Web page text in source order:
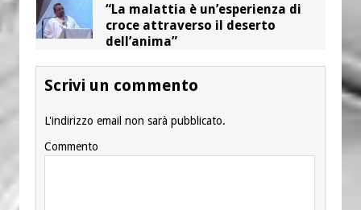
“La malattia è un’esperienza di
croce attraverso il deserto
dell’anima”
Scrivi un commento
L'indirizzo email non sarà pubblicato.
Commento